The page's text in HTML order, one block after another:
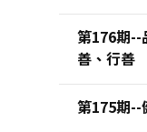
第176期--
善、行善
第175期--